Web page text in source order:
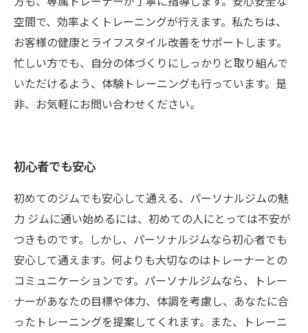
空間で、効率よくトレーニングが行えます。私たちは、
お客様の健康とライフスタイル改善をサポートします。
忙しい方でも、自分の体づくりにしっかりと取り組んで
いただけるよう、体験トレーニングも行っています。是
非、お気軽にお問い合わせください。
初心者でも安心
初めてのジムでも安心して通える、パーソナルジムの魅
力 ジムに通い始めるには、初めての人にとっては不安が
つきものです。しかし、パーソナルジムなら初心者でも
安心して通えます。何よりも大切なのはトレーナーとの
コミュニケーションです。パーソナルジムなら、トレー
ナーがあなたの目標や体力、体調を考慮し、あなたに合
ったトレーニングを提案してくれます。また、トレーニ